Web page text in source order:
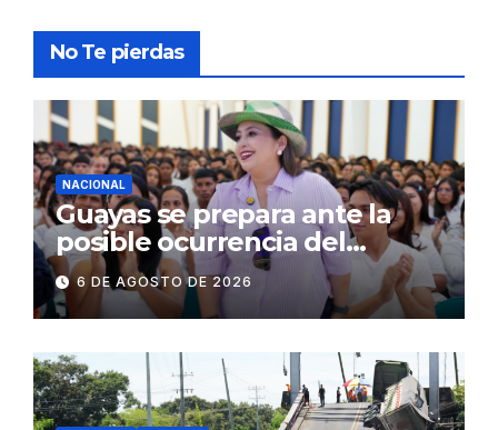
No Te pierdas
NACIONAL
Guayas se prepara ante la
posible ocurrencia del
fenómeno de El Niño:
Gobierno Nacional capacita a
2.500 jóvenes
6 DE AGOSTO DE 2026